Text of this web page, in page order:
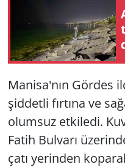
Manisa'nın Gördes
şiddetli fırtına ve
olumsuz etkiledi.
Fatih Bulvarı
çatı yerinden